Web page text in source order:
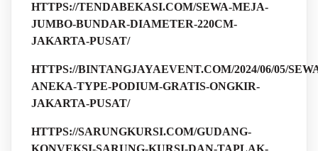
HTTPS://TENDABEKASI.COM/SEWA-MEJA-
JUMBO-BUNDAR-DIAMETER-220CM-
JAKARTA-PUSAT/
HTTPS://BINTANGJAYAEVENT.COM/2024/06/05/
ANEKA-TYPE-PODIUM-GRATIS-ONGKIR-
JAKARTA-PUSAT/
HTTPS://SARUNGKURSI.COM/GUDANG-